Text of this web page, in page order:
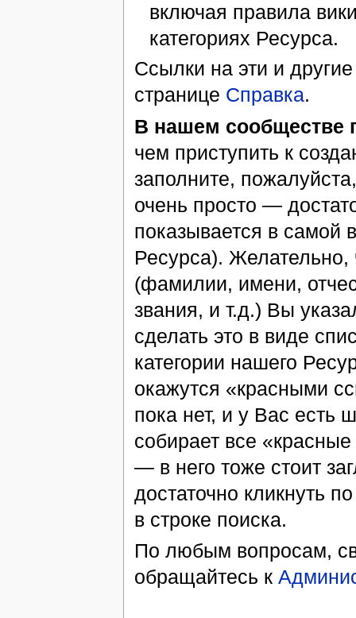
включая правила
категориях Ресурса.
Ссылки на эти и
странице Справка.
В нашем сообществе
чем приступить к
заполните,
очень просто —
показывается в самой
Ресурса).
(фамилии, имени,
звания, и т.д.) Вы
сделать это в виде
категории нашего
окажутся «красными
пока нет, и у Вас есть
собирает все
— в него тоже стоит
достаточно кликнуть
в строке поиска.
По любым вопросам,
обращайтесь к